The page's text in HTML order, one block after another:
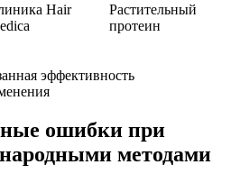
Hair
Растительный
протеин
эффективность
ошибки при
методами